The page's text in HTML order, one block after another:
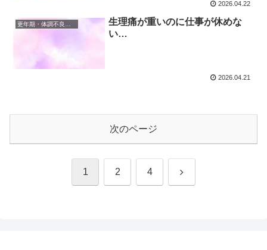
2026.04.22
更年期・体調不良と仕事の両立
生理痛が重いのに仕事が休めな
い…
2026.04.21
次のページ
1 2 4 次